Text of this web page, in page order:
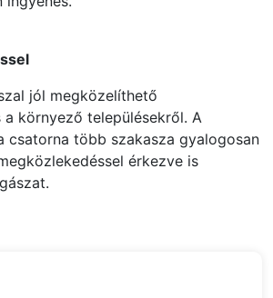
jól megközelíthető
környező településekről. A
csatorna több szakasza gyalogosan
érkezve is